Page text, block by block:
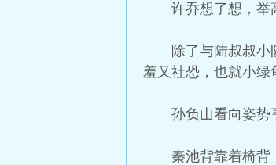
许乔想了想，举
除了与陆叔叔
羞又社恐，也就小绿
孙负山看向姿势
秦池背靠着椅背